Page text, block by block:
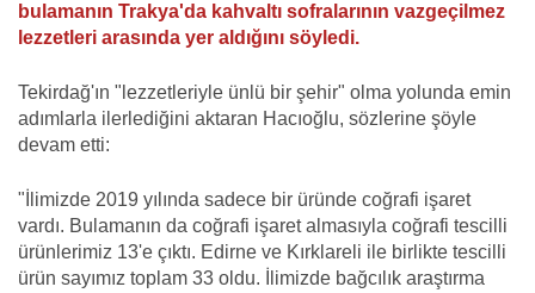
bulamanın Trakya'da kahvaltı sofralarının vazgeçilmez
lezzetleri arasında yer aldığını söyledi.
Tekirdağ'ın "lezzetleriyle ünlü bir şehir" olma yolunda emin
adımlarla ilerlediğini aktaran Hacıoğlu, sözlerine şöyle
devam etti:
"İlimizde 2019 yılında sadece bir üründe coğrafi işaret
vardı. Bulamanın da coğrafi işaret almasıyla coğrafi tescilli
ürünlerimiz 13'e çıktı. Edirne ve Kırklareli ile birlikte tescilli
ürün sayımız toplam 33 oldu. İlimizde bağcılık araştırma